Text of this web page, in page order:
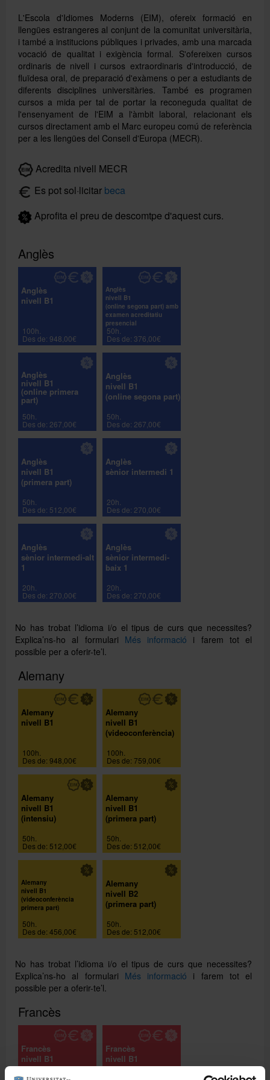
L'Escola d'Idiomes Moderns (EIM), ofereix formació en
llengües estrangeres al conjunt de la comunitat universitària,
i també a institucions públiques i privades, amb una marcada
vocació de qualitat i exigència formal. S'ofereixen cursos
ordinaris de nivell i cursos extraordinaris d'introducció, de
fluïdesa oral, de preparació d'exàmens o per a estudiants de
diferents disciplines universitàries. També es programen
cursos a mida per tal de portar la reconeguda qualitat de
l'ensenyament de l'EIM a l'àmbit laboral, relacionant els
cursos directament amb el Marc europeu comú de referència
per a les llengües del Consell d'Europa (MECR).
Acredita nivell MECR
Es pot sol·licitar beca
Aprofita el preu de descomtpe d'aquest curs.
Anglès
Anglès
nivell B1
100h.
Des de: 948,00€
Anglès
nivell B1
(online segona part) amb
examen acreditatiu
presencial
50h.
Des de: 376,00€
Anglès
nivell B1
(online primera
part)
50h.
Des de: 267,00€
Anglès
nivell B1
(online segona part)
50h.
Des de: 267,00€
Anglès
nivell B1
(primera part)
50h.
Des de: 512,00€
Anglès
sènior intermedi 1
20h.
Des de: 270,00€
Anglès
sènior intermedi-alt
1
20h.
Des de: 270,00€
Anglès
sènior intermedi-
baix 1
20h.
Des de: 270,00€
No has trobat l’idioma i/o el tipus de curs que necessites?
Explica’ns-ho al formulari Més informació i farem tot el
possible per a oferir-te’l.
Alemany
Alemany
nivell B1
100h.
Des de: 948,00€
Alemany
nivell B1
(videoconferència)
100h.
Des de: 759,00€
Alemany
nivell B1
(intensiu)
50h.
Des de: 512,00€
Alemany
nivell B1
(primera part)
50h.
Des de: 512,00€
Alemany
nivell B1
(videoconferència
primera part)
50h.
Des de: 456,00€
Alemany
nivell B2
(primera part)
50h.
Des de: 512,00€
No has trobat l’idioma i/o el tipus de curs que necessites?
Explica’ns-ho al formulari Més informació i farem tot el
possible per a oferir-te’l.
Francès
Francès
nivell B1
Francès
nivell B1
(semipresencial)